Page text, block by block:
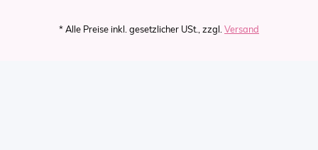
* Alle Preise inkl. gesetzlicher USt., zzgl. Versand